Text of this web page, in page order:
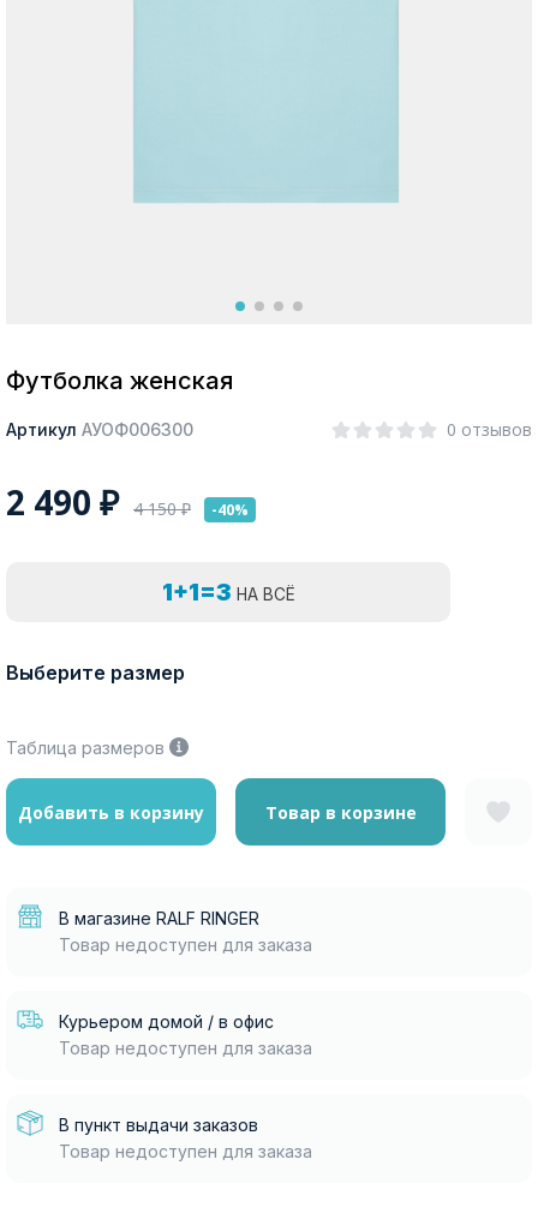
Футболка женская
Артикул АУОФ006300 0 отзывов
2 490 ₽ 4 150₽ -40%
1+1=3 НА ВСЁ
Выберите размер
Таблица размеров
Добавить в корзину Товар в корзине
В магазине RALF RINGER
Товар недоступен для заказа
Курьером домой / в офис
Товар недоступен для заказа
В пункт выдачи заказов
Товар недоступен для заказа